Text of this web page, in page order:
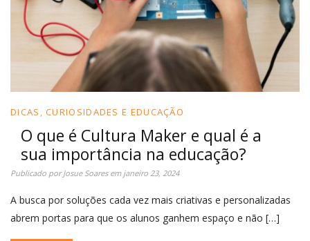
DICAS, CURIOSIDADES E EDUCAÇÃO
O que é Cultura Maker e qual é a
sua importância na educação?
Publicado porJosue Soaresem janeiro 23, 2024
A busca por soluções cada vez mais criativas e personalizadas
abrem portas para que os alunos ganhem espaço e não […]